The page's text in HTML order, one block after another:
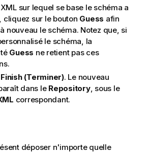
sur lequel se base le schéma a
cliquez sur le bouton Guess afin
nouveau le schéma. Notez que, si
le schéma, la
Guess ne retient pas ces
Finish (Terminer). Le nouveau
dans le Repository, sous le
correspondant.
déposer n'importe quelle